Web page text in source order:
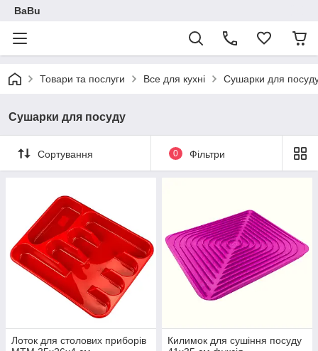
BaBu
Товари та послуги Все для кухні Сушарки для
Сушарки для посуду
Сортування 0 Фільтри
Лоток для столових приборів
Килимок для сушіння посуду